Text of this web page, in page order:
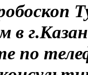
в
по